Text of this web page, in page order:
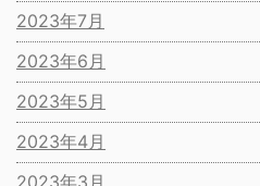
2023年7月
2023年6月
2023年5月
2023年4月
2023年3月